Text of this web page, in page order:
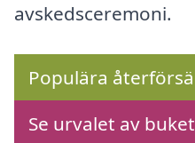
avskedsceremoni.
Populära
Se urvalet av